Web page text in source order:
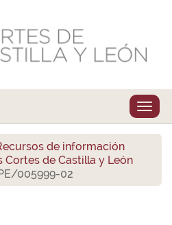
de información
Cortes de Castilla y León
005999-02